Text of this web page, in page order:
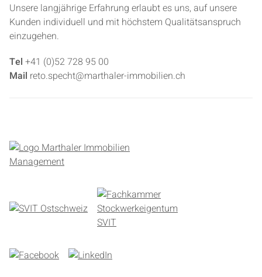
Unsere langjährige Erfahrung erlaubt es uns, auf unsere
Kunden individuell und mit höchstem Qualitätsanspruch
einzugehen.
Tel +41 (0)52 728 95 00
Mail reto.specht@marthaler-immobilien.ch